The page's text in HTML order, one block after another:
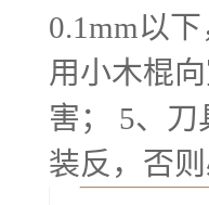
0.1mm以
用小木棍
害； 5、
装反，否